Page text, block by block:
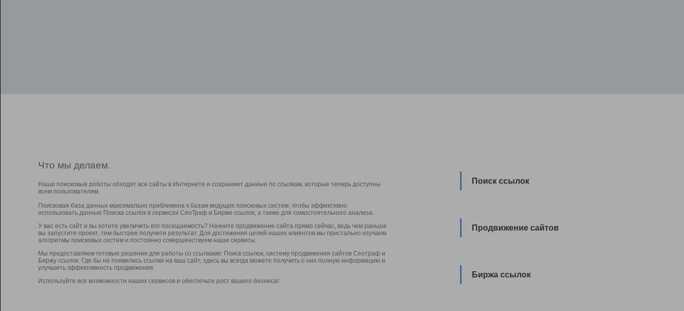
Что мы делаем.
Наши поисковые роботы обходят все сайты в Интернете и сохраняют данные по ссылкам, которые теперь доступны
всем пользователям.
Поисковая база данных максимально приближена к базам ведущих поисковых систем, чтобы эффективно
использовать данные Поиска ссылок в сервисах СеоТраф и Бирже ссылок, а также для самостоятельного анализа.
У вас есть сайт и вы хотите увеличить его посещаемость? Начните продвижение сайта прямо сейчас, ведь чем раньше
вы запустите проект, тем быстрее получите результат. Для достижения целей наших клиентов мы пристально изучаем
алгоритмы поисковых систем и постоянно совершенствуем наши сервисы.
Мы предоставляем готовые решения для работы со ссылками: Поиск ссылок, систему продвижения сайтов Сеотраф и
Биржу ссылок. Где бы не появились ссылки на ваш сайт, здесь вы всегда можете получить о них полную информацию и
улучшить эффективность продвижения.
Используйте все возможности наших сервисов и обеспечьте рост вашего бизнеса!
Поиск ссылок
Продвижение сайтов
Биржа ссылок